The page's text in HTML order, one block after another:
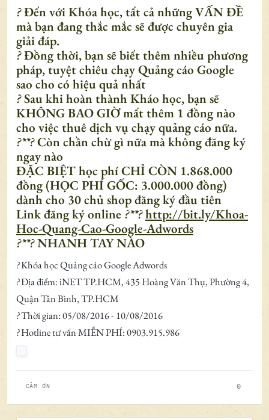
?Đến với Khóa học, tất cả những VẤN ĐỀ
mà bạn đang thắc mắc sẽ được chuyên gia
giải đáp.
?Đồng thời, bạn sẽ biết thêm nhiều phương
pháp, tuyệt chiêu chạy Quảng cáo Google
sao cho có hiệu quả nhất
?Sau khi hoàn thành Kháo học, bạn sẽ
KHÔNG BAO GIỜ mất thêm 1 đồng nào
cho việc thuê dịch vụ chạy quảng cáo nữa.
?**?Còn chần chừ gì nữa mà không đăng ký
ngay nào
ĐẶC BIỆT học phí CHỈ CÒN 1.868.000
đồng (HỌC PHÍ GỐC: 3.000.000 đồng)
dành cho 30 chủ shop đăng ký đầu tiên
Link đăng ký online ?**?http://bit.ly/Khoa-
Hoc-Quang-Cao-Google-Adwords
?**?NHANH TAY NÀO
?Khóa học Quảng cáo Google Adwords
?Địa điểm: iNET TP.HCM, 435 Hoàng Văn Thụ, Phường 4,
Quận Tân Bình, TP.HCM
?Thời gian: 05/08/2016 - 10/08/2016
?Hotline tư vấn MIỄN PHÍ: 0903.915.986
CẢM ƠN 0